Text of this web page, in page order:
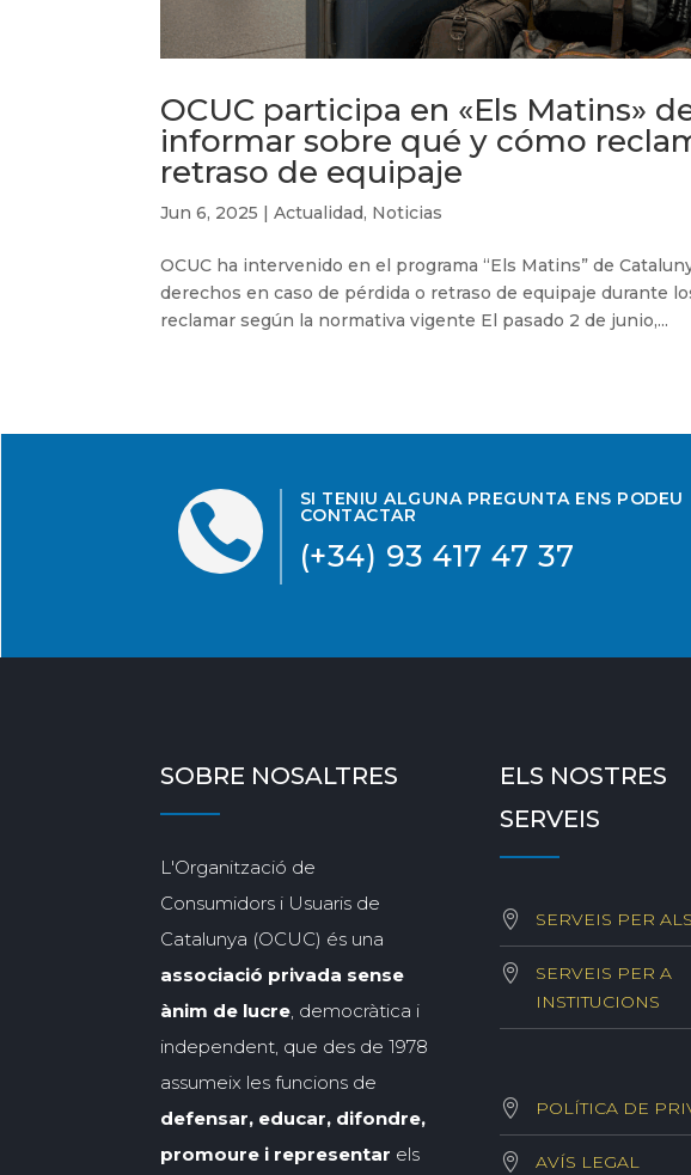
OCUC participa en «Els Matins»
informar sobre qué y cómo
retraso de equipaje
Jun 6, 2025 |Actualidad, Noticias
OCUC ha intervenido en el programa “Els Matins” de
derechos en caso de pérdida o retraso de equipaje durante
reclamar según la normativa vigente El pasado 2 de junio,...
 SI TENIU ALGUNA PREGUNTA ENS PODEU
CONTACTAR
(+34) 93 417 47 37
SOBRE NOSALTRES
L'Organització de
Consumidors i Usuaris de
Catalunya (OCUC) és una
associació privada sense
ànim de lucre, democràtica i
independent, que des de 1978
assumeix les funcions de
defensar, educar, difondre,
promoure i representar els
ELS NOSTRES
SERVEIS
SERVEIS PER
SERVEIS PER A
INSTITUCIONS
POLÍTICA DE
AVÍS LEGAL